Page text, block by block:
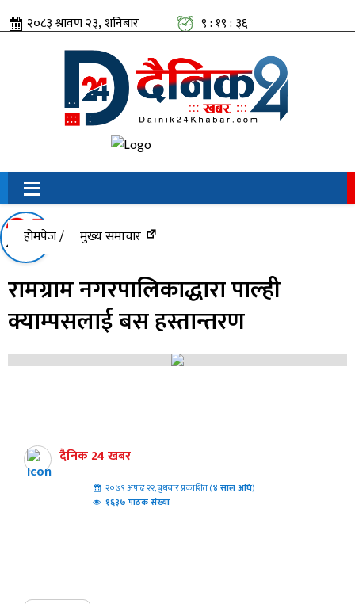
२०८३ श्रावण २३, शनिबार
९ : १९ : ३७
सामाजिक संजालतिर:
होमपेज / मुख्य समाचार
रामग्राम नगरपालिकाद्धारा पाल्ही
क्याम्पसलाई बस हस्तान्तरण
दैनिक 24 खबर
२०७९ अषाढ २२, बुधबार प्रकाशित (४ साल अघि)
१६३७ पाठक संख्या